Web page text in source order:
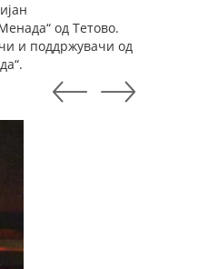
од Тетово.
и поддржувачи од